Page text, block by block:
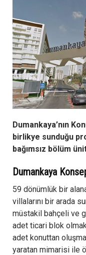
Dumankaya’nın
birlikye sunduğu
bağımsız bölüm
Dumankaya
59 dönümlük bir
villalarını bir arada
müstakil bahçeli ve
adet ticari blok
adet konuttan
yaratan mimarisi ile